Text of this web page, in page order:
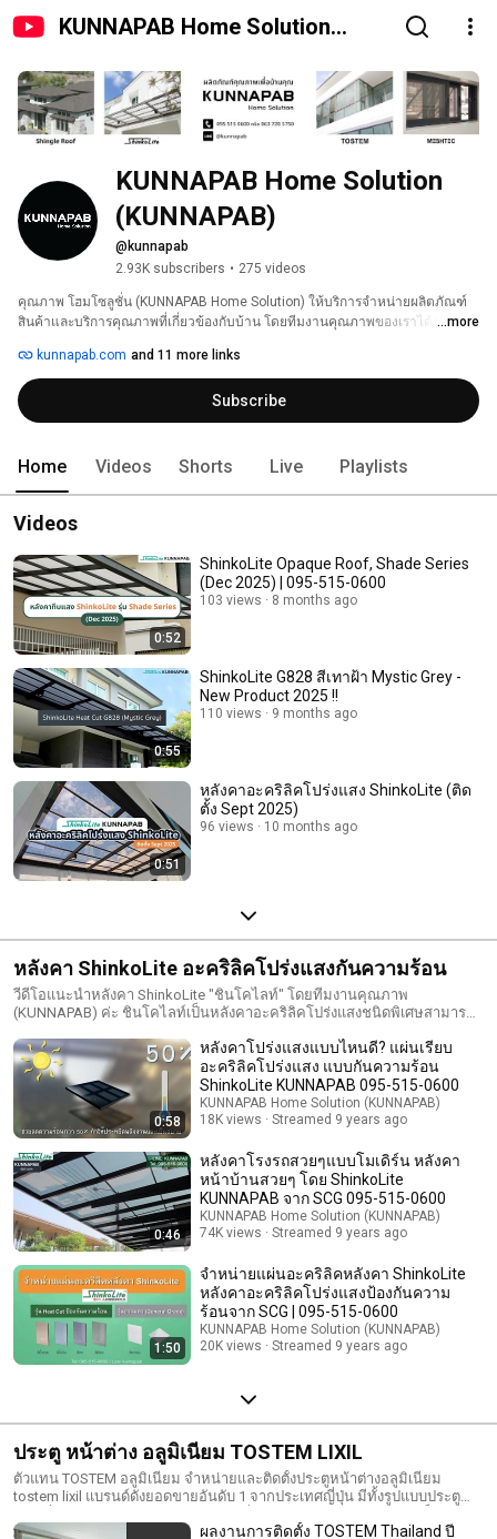
KUNNAPAB Home Solution
KUNNAPAB Home Solution
(KUNNAPAB)
@kunnapab
2.93K subscribers • 275 videos
คุณภาพ โฮมโซลูชั่น (KUNNAPAB Home Solution) ให้บริการจำหน่ายผลิตภัณฑ์
สินค้าและบริการคุณภาพที่เกี่ยวข้องกับบ้าน โดยทีมงานคุณภาพของเราได้รับเลือก
ประเทศไทย ในปี 2018 คุณภาพ โฮมโซลูชั่นได้แยกกลุ่มธุรกิจออกจากลุ่มบริษัทรับ
สร้างบ้านคุณภาพ (KUNNAPAB Home Builder Group) ที่มีตัวแทนบริษัทรับเหมา
สร้างบ้านในพื้นที่หลายจังหวัดครอบคลุมทั่วทั้งประเทศไทย
...more
kunnapab.com and 11 more links
Subscribe
Home Videos Shorts Live Playlists
Videos
0:52
ShinkoLite Opaque Roof, Shade Series
(Dec 2025) | 095-515-0600
103 views 8 months ago
0:55
ShinkoLite G828 สีเทาฝ้า Mystic Grey -
New Product 2025 !!
110 views 9 months ago
0:51
หลังคาอะคริลิคโปร่งแสง ShinkoLite (ติด
ตั้ง Sept 2025)
96 views 10 months ago
หลังคา ShinkoLite อะคริลิคโปร่งแสงกันความร้อน
วีดีโอแนะนำหลังคา ShinkoLite "ชินโคไลท์" โดยทีมงานคุณภาพ
(KUNNAPAB) ค่ะ ชินโคไลท์เป็นหลังคาอะคริลิคโปร่งแสงชนิดพิเศษสามารถ
งอะคริลิค ShinkoLite KUNNAPAB จาก SCG & Mitsubishi - Heat Protection
แผ่นหลังคารุ่น Heat Cut ช่วยลดความร้อนกว่า 50% - Strong สามารถทนแรง
กระแทกมากกว่ากระจกนิรภัย ปลอดภัยต่อผู้อยู่อาศัย - Modern ผิวมันเงา ดู
โปร่ง ทันสมัยสวยงาม ทำให้บ้านคุณดูสวยงามทันสมัยไม่เหมือนใคร -
Durable ราคาคุ้มค่ากับความคงทน รับประกันโดย SCG ยาวนานกว่า 10 ปี -
Light น้ำหนักเบา ทำให้ประหยัดโครงสร้างเหล็ก (น้ำหนักของแผ่นอะคริลิค
ShinkoLite หนา 6mm ประมาณ 7 kg./ตร.ม.) - Easy-Cleaning ทำความ
สะอาดได้ง่าย เพียงแค่ใช้น้ำสบู่อ่อนๆ น้ำผสมแชมพู หรือน้ำผสมน้ำยาล้างจาน
สนใจติดต่อ: หลังคา ShinkoLite KUNNAPAB (ชินโคไลท์ คุณภาพ) Tel: 095-
515-0600 / ​LINE ID: kunnapab
0:58
หลังคาโปร่งแสงแบบไหนดี? แผ่นเรียบ
อะคริลิคโปร่งแสง แบบกันความร้อน
ShinkoLite KUNNAPAB 095-515-0600
KUNNAPAB Home Solution (KUNNAPAB)
18K views
Streamed 9 years ago
0:46
หลังคาโรงรถสวยๆแบบโมเดิร์น หลังคา
หน้าบ้านสวยๆ โดย ShinkoLite
KUNNAPAB จาก SCG 095-515-0600
KUNNAPAB Home Solution (KUNNAPAB)
74K views
Streamed 9 years ago
1:50
จำหน่ายแผ่นอะคริลิคหลังคา ShinkoLite
หลังคาอะคริลิคโปร่งแสงป้องกันความ
ร้อนจาก SCG | 095-515-0600
KUNNAPAB Home Solution (KUNNAPAB)
20K views
Streamed 9 years ago
ประตู หน้าต่าง อลูมิเนียม ​TOSTEM LIXIL
ตัวแทน TOSTEM อลูมิเนียม จำหน่ายและติดตั้งประตูหน้าต่างอลูมิเนียม
tostem lixil แบรนด์ดังยอดขายอันดับ 1 จากประเทศญี่ปุ่น มีทั้งรูปแบบประตู
ผลิตภัณฑ์ TOSTEM อื่นๆ เช่น รั้ว TOSTEM อลูมิเนียม โรงจอดรถ TOSTEM
ผลงานการติดตั้ง TOSTEM Thailand ปี